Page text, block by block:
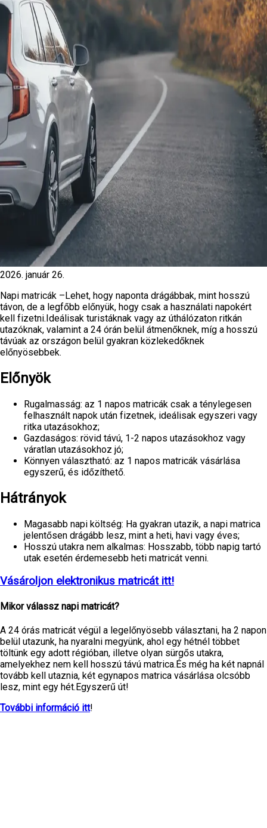
2026. január 26.
Napi matricák –Lehet, hogy naponta drágábbak, mint hosszú
távon, de a legfőbb előnyük, hogy csak a használati napokért
kell fizetni.Ideálisak turistáknak vagy az úthálózaton ritkán
utazóknak, valamint a 24 órán belül átmenőknek, míg a hosszú
távúak az országon belül gyakran közlekedőknek
előnyösebbek.
Előnyök
Rugalmasság: az 1 napos matricák csak a ténylegesen
felhasznált napok után fizetnek, ideálisak egyszeri vagy
ritka utazásokhoz;
Gazdaságos: rövid távú, 1-2 napos utazásokhoz vagy
váratlan utazásokhoz jó;
Könnyen választható: az 1 napos matricák vásárlása
egyszerű, és időzíthető.
Hátrányok
Magasabb napi költség: Ha gyakran utazik, a napi matrica
jelentősen drágább lesz, mint a heti, havi vagy éves;
Hosszú utakra nem alkalmas: Hosszabb, több napig tartó
utak esetén érdemesebb heti matricát venni.
Vásároljon elektronikus matricát itt!
Mikor válassz napi matricát?
A 24 órás matricát végül a legelőnyösebb választani, ha 2 napon
belül utazunk, ha nyaralni megyünk, ahol egy hétnél többet
töltünk egy adott régióban, illetve olyan sürgős utakra,
amelyekhez nem kell hosszú távú matrica.És még ha két napnál
tovább kell utaznia, két egynapos matrica vásárlása olcsóbb
lesz, mint egy hét.Egyszerű út!
További információ itt!